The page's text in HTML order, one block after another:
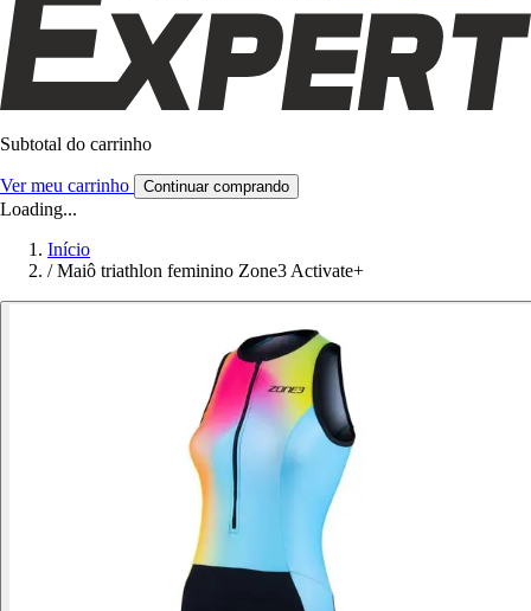
Subtotal do carrinho
Ver meu carrinho Continuar comprando
Loading...
Início
/ Maiô triathlon feminino Zone3 Activate+